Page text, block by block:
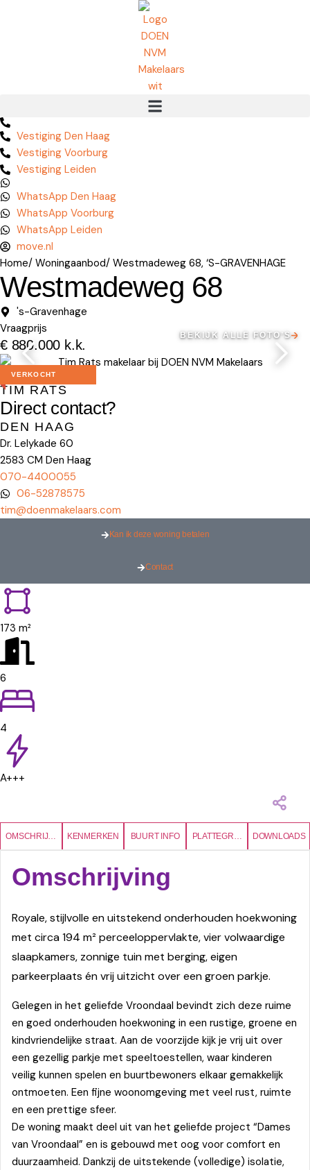
Vestiging Den Haag
Vestiging Voorburg
Vestiging Leiden
WhatsApp Den Haag
WhatsApp Voorburg
WhatsApp Leiden
move.nl
Home/ Woningaanbod/ Westmadeweg 68, ‘S-GRAVENHAGE
Westmadeweg 68
's-Gravenhage
Vraagprijs
€ 880.000 k.k.
VERKOCHT
BEKIJK ALLE FOTO’S
Makelaar
TIM RATS
Direct contact?
DEN HAAG
Dr. Lelykade 60
2583 CM Den Haag
070-4400055
06-52878575
tim@doenmakelaars.com
Kan ik deze woning betalen
Contact
173 m²
6
4
A+++
OMSCHRIJVING KENMERKEN BUURT INFO PLATTEGRONDENDOWNLOADS
Omschrijving
Royale, stijlvolle en uitstekend onderhouden hoekwoning
met circa 194 m² perceeloppervlakte, vier volwaardige
slaapkamers, zonnige tuin met berging, eigen
parkeerplaats én vrij uitzicht over een groen parkje.
Gelegen in het geliefde Vroondaal bevindt zich deze ruime
en goed onderhouden hoekwoning in een rustige, groene en
kindvriendelijke straat. Aan de voorzijde kijk je vrij uit over
een gezellig parkje met speeltoestellen, waar kinderen
veilig kunnen spelen en buurtbewoners elkaar gemakkelijk
ontmoeten. Een fijne woonomgeving met veel rust, ruimte
en een prettige sfeer.
De woning maakt deel uit van het geliefde project “Dames
van Vroondaal” en is gebouwd met oog voor comfort en
duurzaamheid. Dankzij de uitstekende (volledige) isolatie,